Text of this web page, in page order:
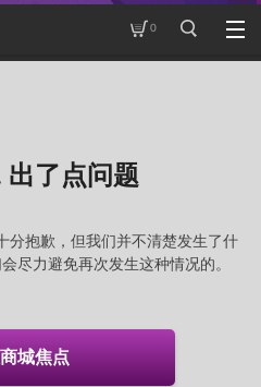
0
出了点问题
分抱歉，但我们并不清楚发生了什
尽力避免再次发生这种情况的。
城焦点